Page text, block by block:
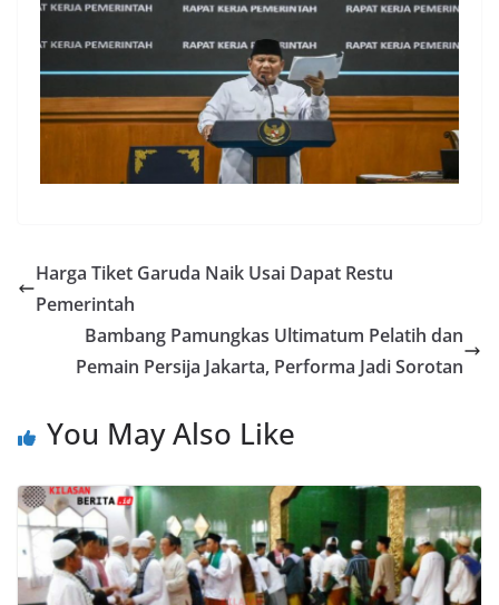
Harga Tiket Garuda Naik Usai Dapat Restu
Pemerintah
Bambang Pamungkas Ultimatum Pelatih dan
Pemain Persija Jakarta, Performa Jadi Sorotan
You May Also Like